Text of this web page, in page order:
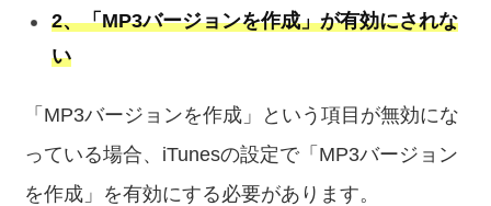
2、「MP3バージョンを作成」が有効にされな
い
「MP3バージョンを作成」という項目が無効にな
っている場合、iTunesの設定で「MP3バージョン
を作成」を有効にする必要があります。